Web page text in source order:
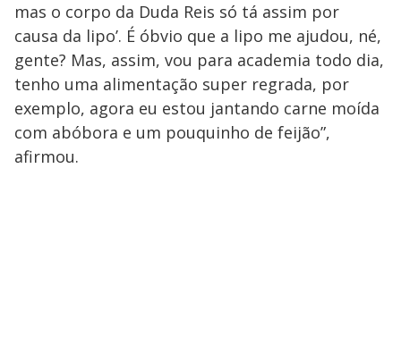
mas o corpo da Duda Reis só tá assim por
causa da lipo’. É óbvio que a lipo me ajudou, né,
gente? Mas, assim, vou para academia todo dia,
tenho uma alimentação super regrada, por
exemplo, agora eu estou jantando carne moída
com abóbora e um pouquinho de feijão”,
afirmou.